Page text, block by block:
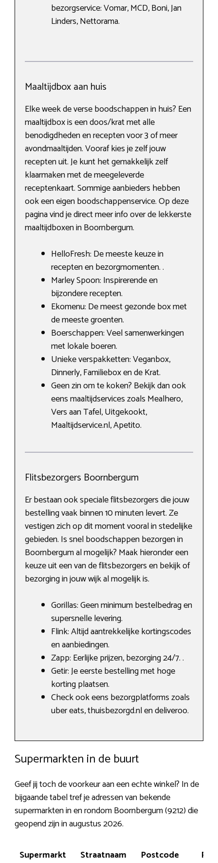
bezorgservice: Vomar, MCD, Boni, Jan
Linders, Nettorama.
Maaltijdbox aan huis
Elke week de verse boodschappen in huis? Een
maaltijdbox is een doos/krat met alle
benodigdheden en recepten voor 3 of meer
avondmaaltijden. Vooraf kies je zelf jouw
recepten uit. Je kunt het gemakkelijk zelf
klaarmaken met de meegeleverde
receptenkaart. Sommige aanbieders hebben
ook een eigen boodschappenservice. Op deze
pagina vind je direct meer info over de lekkerste
maaltijdboxen in Boornbergum.
HelloFresh: De meeste keuze in
recepten en bezorgmomenten. .
Marley Spoon: Inspirerende en
bijzondere recepten.
Ekomenu: De meest gezonde box met
de meeste groenten.
Boerschappen: Veel samenwerkingen
met lokale boeren.
Unieke verspakketten: Veganbox,
Dinnerly, Familiebox en de Krat.
Geen zin om te koken? Bekijk dan ook
eens maaltijdservices zoals Mealhero,
Vers aan Tafel, Uitgekookt,
Maaltijdservice.nl, Apetito.
Flitsbezorgers Boornbergum
Er bestaan ook speciale flitsbezorgers die jouw
bestelling vaak binnen 10 minuten levert. Ze
vestigen zich op dit moment vooral in stedelijke
gebieden. Is snel boodschappen bezorgen in
Boornbergum al mogelijk? Maak hieronder een
keuze uit een van de flitsbezorgers en bekijk of
bezorging in jouw wijk al mogelijk is.
Gorillas: Geen minimum bestelbedrag en
supersnelle levering.
Flink: Altijd aantrekkelijke kortingscodes
en aanbiedingen.
Zapp: Eerlijke prijzen, bezorging 24/7. .
Getir: Je eerste bestelling met hoge
korting plaatsen.
Check ook eens bezorgplatforms zoals
uber eats, thuisbezorgd.nl en deliveroo.
Supermarkten in de buurt
Geef jij toch de voorkeur aan een echte winkel? In de
bijgaande tabel tref je adressen van bekende
supermarkten in en rondom Boornbergum (9212) die
geopend zijn in augustus 2026.
Supermarkt Straatnaam Postcode